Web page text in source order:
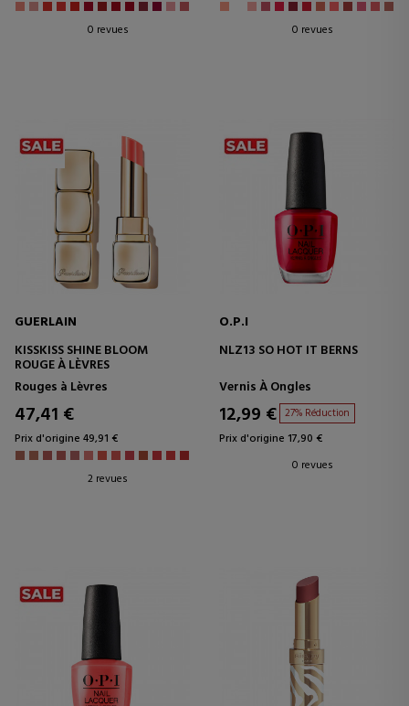
0 revues 0 revues
GUERLAIN
KISSKISS SHINE BLOOM
ROUGE À LÈVRES
Rouges à Lèvres
47,41 €
Prix d'origine 49,91 €
2 revues
O.P.I
NLZ13 SO HOT IT BERNS
Vernis À Ongles
12,99 € 27% Réduction
Prix d'origine 17,90 €
0 revues